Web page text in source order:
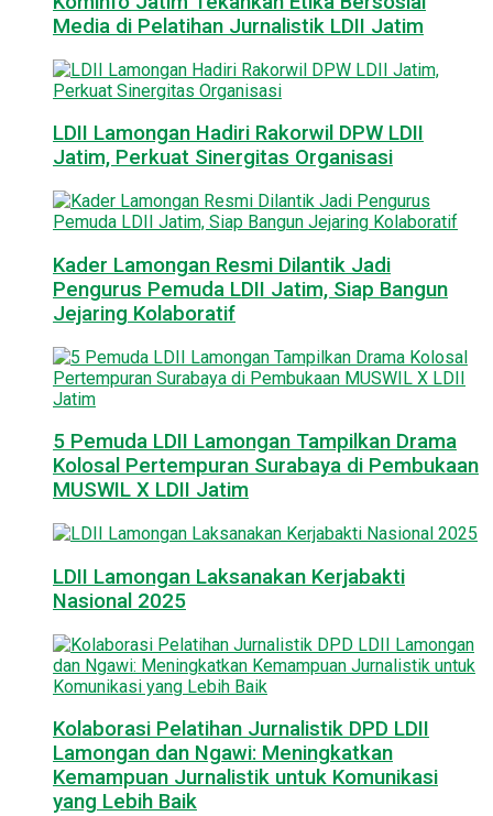
Media di Pelatihan Jurnalistik LDII Jatim
LDII Lamongan Hadiri Rakorwil DPW LDII
Jatim, Perkuat Sinergitas Organisasi
Kader Lamongan Resmi Dilantik Jadi
Pengurus Pemuda LDII Jatim, Siap Bangun
Jejaring Kolaboratif
5 Pemuda LDII Lamongan Tampilkan Drama
Kolosal Pertempuran Surabaya di Pembukaan
MUSWIL X LDII Jatim
LDII Lamongan Laksanakan Kerjabakti
Nasional 2025
Kolaborasi Pelatihan Jurnalistik DPD LDII
Lamongan dan Ngawi: Meningkatkan
Kemampuan Jurnalistik untuk Komunikasi
yang Lebih Baik